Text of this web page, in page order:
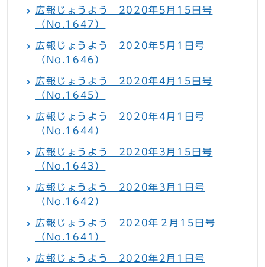
広報じょうよう 2020年5月15日号
（No.1647）
広報じょうよう 2020年5月1日号
（No.1646）
広報じょうよう 2020年4月15日号
（No.1645）
広報じょうよう 2020年4月1日号
（No.1644）
広報じょうよう 2020年3月15日号
（No.1643）
広報じょうよう 2020年3月1日号
（No.1642）
広報じょうよう 2020年２月15日号
（No.1641）
広報じょうよう 2020年2月1日号